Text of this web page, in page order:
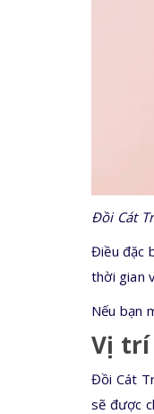
Đồi Cát
Điều đặc
thời gian
Nếu bạn
Vị trí
Đồi Cát
sẽ được